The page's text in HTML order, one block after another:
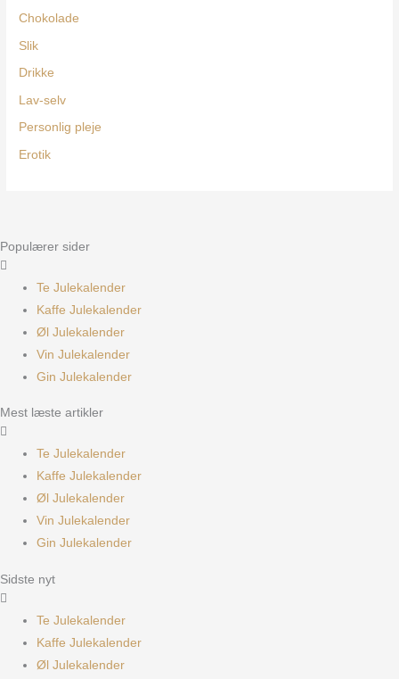
Chokolade
Slik
Drikke
Lav-selv
Personlig pleje
Erotik
Populærer sider
Te Julekalender
Kaffe Julekalender
Øl Julekalender
Vin Julekalender
Gin Julekalender
Mest læste artikler
Te Julekalender
Kaffe Julekalender
Øl Julekalender
Vin Julekalender
Gin Julekalender
Sidste nyt
Te Julekalender
Kaffe Julekalender
Øl Julekalender